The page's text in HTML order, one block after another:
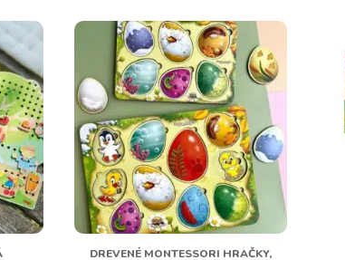
DREVENÉ MONTESSORI HRAČKY,